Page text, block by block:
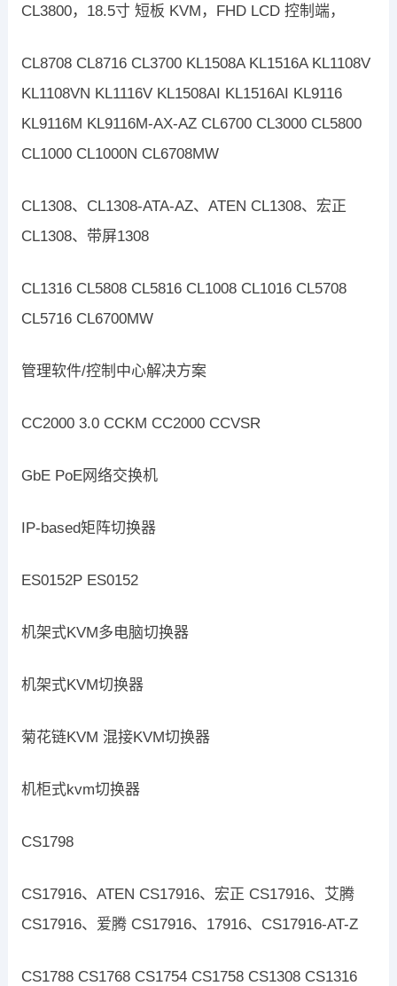
CL3800，18.5寸 短板 KVM，FHD LCD 控制端，
CL8708 CL8716 CL3700 KL1508A KL1516A KL1108V
KL1108VN KL1116V KL1508AI KL1516AI KL9116
KL9116M KL9116M-AX-AZ CL6700 CL3000 CL5800
CL1000 CL1000N CL6708MW
CL1308、CL1308-ATA-AZ、ATEN CL1308、宏正
CL1308、带屏1308
CL1316 CL5808 CL5816 CL1008 CL1016 CL5708
CL5716 CL6700MW
管理软件/控制中心解决方案
CC2000 3.0 CCKM CC2000 CCVSR
GbE PoE网络交换机
IP-based矩阵切换器
ES0152P ES0152
机架式KVM多电脑切换器
机架式KVM切换器
菊花链KVM 混接KVM切换器
机柜式kvm切换器
CS1798
CS17916、ATEN CS17916、宏正 CS17916、艾腾
CS17916、爱腾 CS17916、17916、CS17916-AT-Z
CS1788 CS1768 CS1754 CS1758 CS1308 CS1316